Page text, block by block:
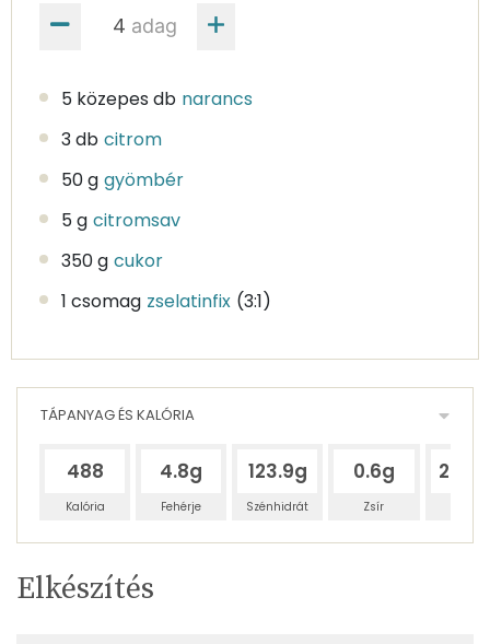
adag
5 közepes db narancs
3 db citrom
50 g gyömbér
5 g citromsav
350 g cukor
1 csomag zselatinfix (3:1)
TÁPANYAG ÉS KALÓRIA
488
Kalória
4.8g
Fehérje
123.9g
Szénhidrát
0.6g
Zsír
Egy
adagban
TÁPANYAGTARTALOM
Elkészítés